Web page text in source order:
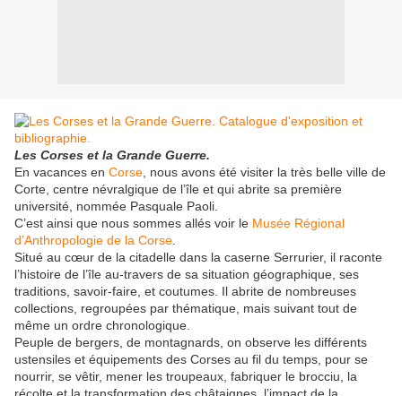
Les Corses et la Grande Guerre.
En vacances en Corse , nous avons été visiter la très belle ville de
Corte, centre névralgique de l’île et qui abrite sa première
université, nommée Pasquale Paoli.
C’est ainsi que nous sommes allés voir le Musée Régional
d’Anthropologie de la Corse
Situé au cœur de la citadelle dans la caserne Serrurier, il raconte
l’histoire de l’île au-travers de sa situation géographique, ses
traditions, savoir-faire, et coutumes. Il abrite de nombreuses
collections, regroupées par thématique, mais suivant tout de
même un ordre chronologique.
Peuple de bergers, de montagnards, on observe les différents
ustensiles et équipements des Corses au fil du temps, pour se
nourrir, se vêtir, mener les troupeaux, fabriquer le brocciu, la